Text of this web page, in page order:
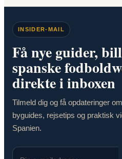
INSIDER-MAIL
Få nye guider,
spanske
direkte i inboxen
Tilmeld dig og få opdateringer
byguides, rejsetips og praktisk
Spanien.